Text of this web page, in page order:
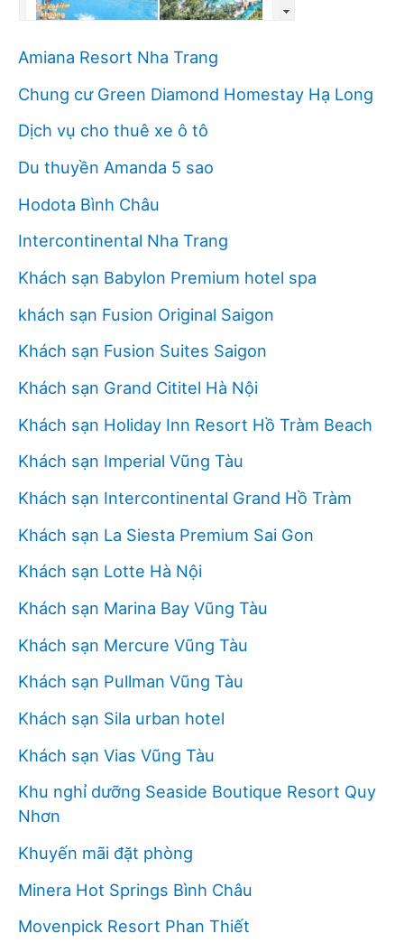
Amiana Resort Nha Trang
Chung cư Green Diamond Homestay Hạ Long
Dịch vụ cho thuê xe ô tô
Du thuyền Amanda 5 sao
Hodota Bình Châu
Intercontinental Nha Trang
Khách sạn Babylon Premium hotel spa
khách sạn Fusion Original Saigon
Khách sạn Fusion Suites Saigon
Khách sạn Grand Cititel Hà Nội
Khách sạn Holiday Inn Resort Hồ Tràm Beach
Khách sạn Imperial Vũng Tàu
Khách sạn Intercontinental Grand Hồ Tràm
Khách sạn La Siesta Premium Sai Gon
Khách sạn Lotte Hà Nội
Khách sạn Marina Bay Vũng Tàu
Khách sạn Mercure Vũng Tàu
Khách sạn Pullman Vũng Tàu
Khách sạn Sila urban hotel
Khách sạn Vias Vũng Tàu
Khu nghỉ dưỡng Seaside Boutique Resort Quy
Nhơn
Khuyến mãi đặt phòng
Minera Hot Springs Bình Châu
Movenpick Resort Phan Thiết